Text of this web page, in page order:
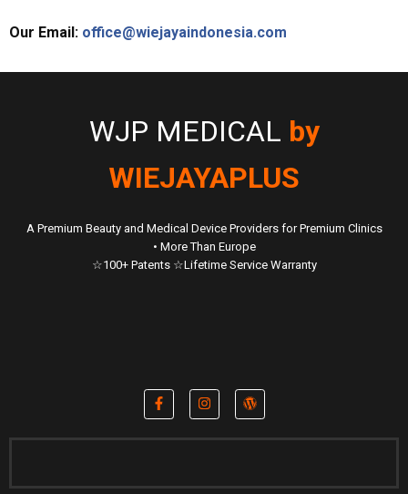
Our Email: office@wiejayaindonesia.com
WJP MEDICAL by
WIEJAYAPLUS
A Premium Beauty and Medical Device Providers for Premium Clinics
• More Than Europe
☆100+ Patents ☆Lifetime Service Warranty